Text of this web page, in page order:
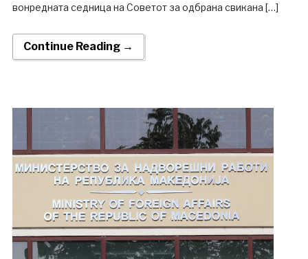
вонредната седница на Советот за одбрана свикана […]
Continue Reading →